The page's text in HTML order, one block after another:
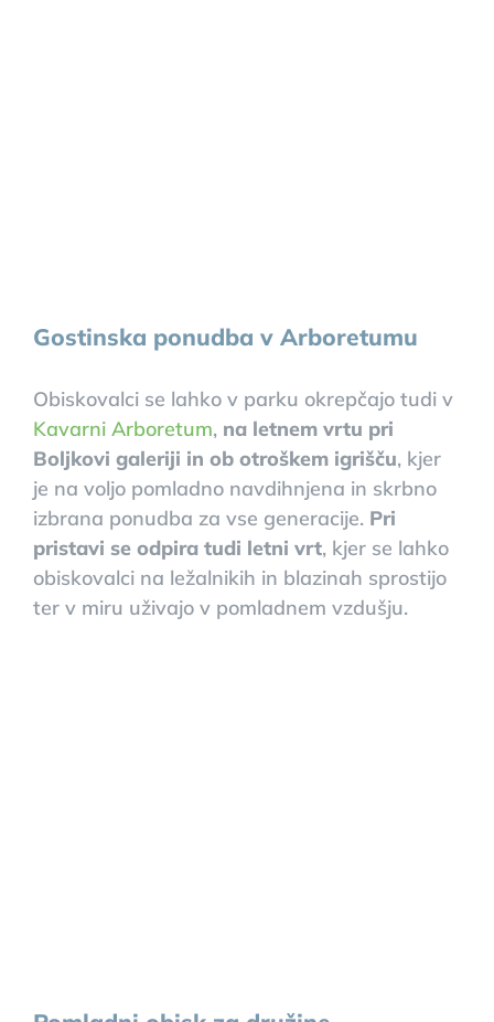
Gostinska ponudba v Arboretumu
Obiskovalci se lahko v parku okrepčajo tudi v
Kavarni Arboretum, na letnem vrtu pri
Boljkovi galeriji in ob otroškem igrišču, kjer
je na voljo pomladno navdihnjena in skrbno
izbrana ponudba za vse generacije. Pri
pristavi se odpira tudi letni vrt, kjer se lahko
obiskovalci na ležalnikih in blazinah sprostijo
ter v miru uživajo v pomladnem vzdušju.